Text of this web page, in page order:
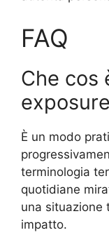
FAQ
Che cos
È un modo
terminologia
quotidiane
una situazione
impatto.